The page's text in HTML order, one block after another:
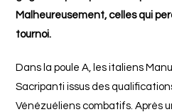
Malheureusement, celles qui
tournoi.
Dans la poule A, les italiens
Sacripanti issus des
Vénézuéliens combatifs. Après